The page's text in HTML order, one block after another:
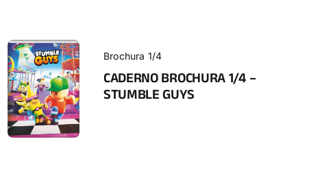
Brochura 1/4
CADERNO BROCHURA 1/4 –
STUMBLE GUYS